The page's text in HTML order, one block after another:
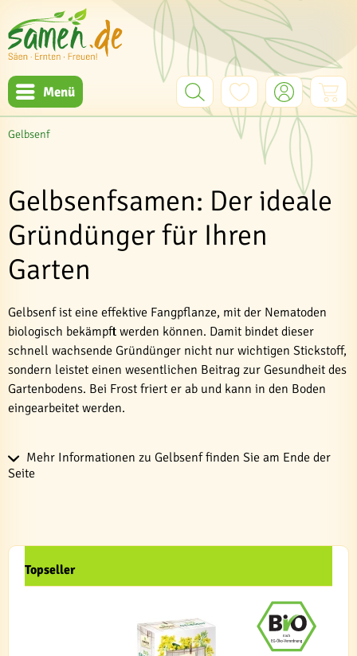
Menü
Gelbsenf
Gelbsenfsamen: Der ideale
Gründünger für Ihren
Garten
Gelbsenf ist eine effektive Fangpflanze, mit der Nematoden
biologisch bekämpft werden können. Damit bindet dieser
schnell wachsende Gründünger nicht nur wichtigen Stickstoff,
sondern leistet einen wesentlichen Beitrag zur Gesundheit des
Gartenbodens. Bei Frost friert er ab und kann in den Boden
eingearbeitet werden.
Mehr Informationen zu Gelbsenf finden Sie am Ende der
Seite
Topseller